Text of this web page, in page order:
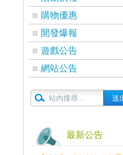
購物優惠
開發爆報
遊戲公告
網站公告
最新公告